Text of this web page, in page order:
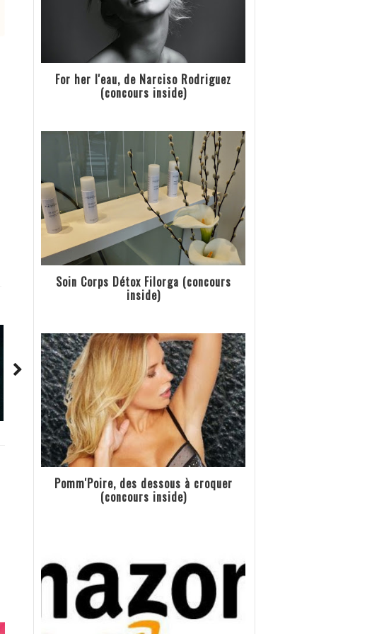
For her l'eau, de Narciso Rodriguez
(concours inside)
Soin Corps Détox Filorga (concours
inside)
Pomm'Poire, des dessous à croquer
(concours inside)